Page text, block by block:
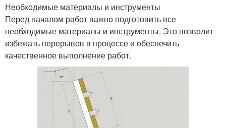
Необходимые материалы и инструменты
Перед началом работ важно подготовить все
необходимые материалы и инструменты. Это позволит
избежать перерывов в процессе и обеспечить
качественное выполнение работ.